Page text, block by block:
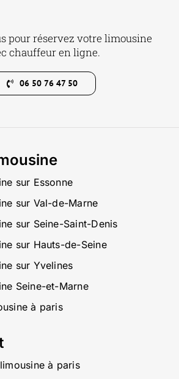
pour réservez votre limousine
chauffeur en ligne.
06 50 76 47 50
sur Essonne
sur Val-de-Marne
sur Seine-Saint-Denis
sur Hauts-de-Seine
sur Yvelines
Seine-et-Marne
à paris
à paris